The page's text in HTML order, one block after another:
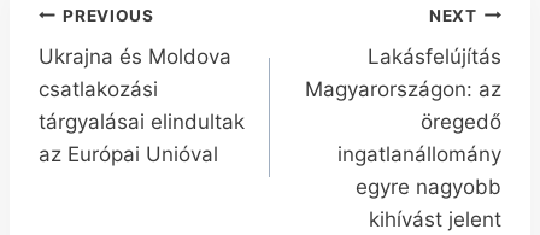
Bejegyzés
navigáció
PREVIOUS
Ukrajna és Moldova
csatlakozási
tárgyalásai elindultak
az Európai Unióval
NEXT
Lakásfelújítás
Magyarországon: az
öregedő
ingatlanállomány
egyre nagyobb
kihívást jelent